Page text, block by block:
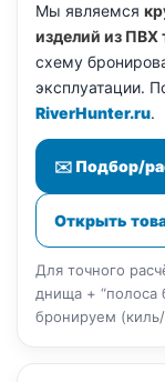
Мы являемся
изделий из ПВХ
схему
эксплуатации.
RiverHunter.ru.
✉️ Подбор/
Открыть
Для точного
днища + “полоса
бронируем